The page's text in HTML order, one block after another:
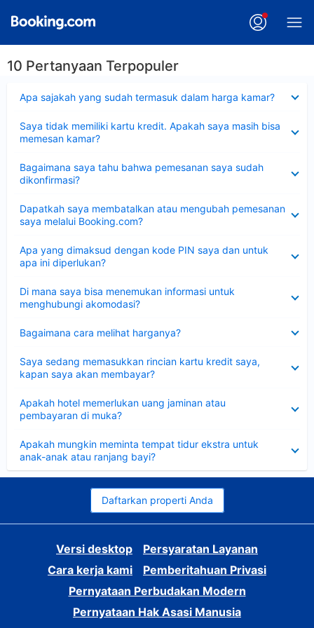
10 Pertanyaan Terpopuler
Apa sajakah yang sudah termasuk dalam harga kamar?
Saya tidak memiliki kartu kredit. Apakah saya masih bisa
memesan kamar?
Bagaimana saya tahu bahwa pemesanan saya sudah
dikonfirmasi?
Dapatkah saya membatalkan atau mengubah pemesanan
saya melalui Booking.com?
Apa yang dimaksud dengan kode PIN saya dan untuk
apa ini diperlukan?
Di mana saya bisa menemukan informasi untuk
menghubungi akomodasi?
Bagaimana cara melihat harganya?
Saya sedang memasukkan rincian kartu kredit saya,
kapan saya akan membayar?
Apakah hotel memerlukan uang jaminan atau
pembayaran di muka?
Apakah mungkin meminta tempat tidur ekstra untuk
anak-anak atau ranjang bayi?
Daftarkan properti Anda
Versi desktop
Persyaratan Layanan
Cara kerja kami
Pemberitahuan Privasi
Pernyataan Perbudakan Modern
Pernyataan Hak Asasi Manusia